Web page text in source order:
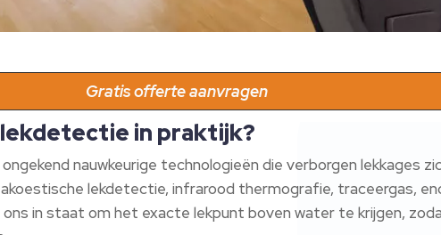
Gratis offerte aanvragen
in praktijk?
nauwkeurige technologieën die verborgen lekkages
akoestische lekdetectie, infrarood thermografie, traceergas,
in staat om het exacte lekpunt boven water te krijgen,